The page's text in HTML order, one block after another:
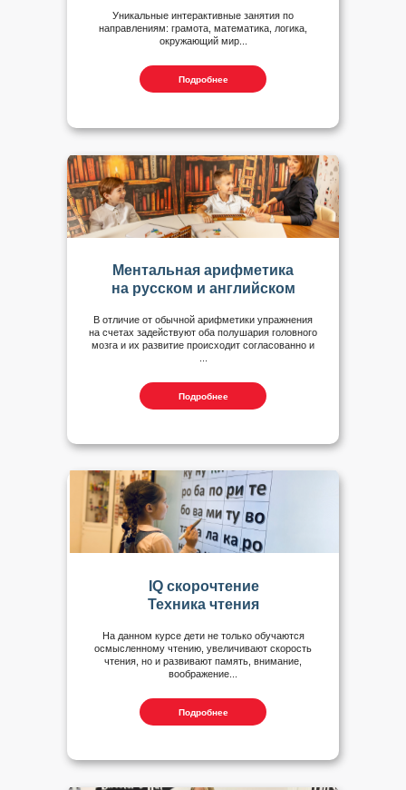
В отличие от обычной арифметики упражнения
на счетах задействуют оба полушария головного
мозга и их развитие происходит согласованно и
Ментальная арифметика
на русском и английском
Подробнее
Уникальные интерактивные занятия по
направлениям: грамота, математика, логика,
окружающий мир...
Подробнее
На данном курсе дети не только обучаются
осмысленному чтению, увеличивают скорость
чтения, но и развивают память, внимание,
воображение...
IQ скорочтение
Техника чтения
Подробнее